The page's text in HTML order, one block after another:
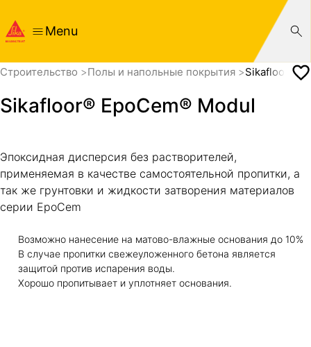
Menu
Cтроительство Полы и напольные покрытия Sikafloor®
Sikafloor® EpoCem® Modul
Эпоксидная дисперсия без растворителей,
применяемая в качестве самостоятельной пропитки, а
так же грунтовки и жидкости затворения материалов
серии EpoCem
Возможно нанесение на матово-влажные основания до 10%
В случае пропитки свежеуложенного бетона является
защитой против испарения воды.
Хорошо пропитывает и уплотняет основания.